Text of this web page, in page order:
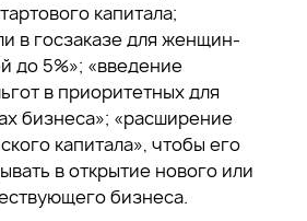
капитала;
в госзаказе для женщин-
до 5%»; «введение
в приоритетных для
бизнеса»; «расширение
капитала», чтобы его
в открытие нового или
бизнеса.